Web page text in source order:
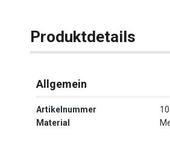
Produktdetails
Allgemein
Artikelnummer
Material